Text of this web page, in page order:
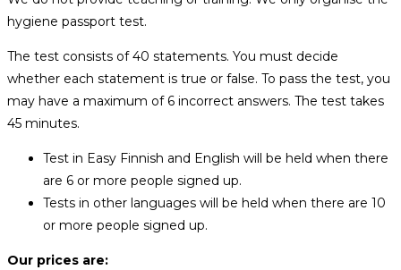
hygiene passport test.
The test consists of 40 statements. You must decide
whether each statement is true or false. To pass the test, you
may have a maximum of 6 incorrect answers. The test takes
45 minutes.
Test in Easy Finnish and English will be held when there
are 6 or more people signed up.
Tests in other languages will be held when there are 10
or more people signed up.
Our prices are: